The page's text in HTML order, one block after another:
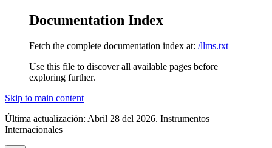
Documentation Index
Fetch the complete documentation index at: /llms.txt
Use this file to discover all available pages before
exploring further.
Skip to main content
Última actualización: Abril 28 del 2026. Instrumentos
Internacionales